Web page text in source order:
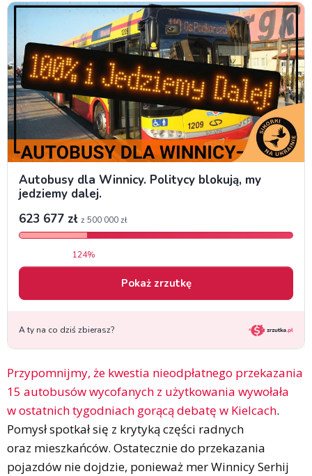
Przypomnijmy, że kwestia nieodpłatnego przekazania
15 autobusów wycofanych z użytkowania wywołała
w ostatnich tygodniach gorącą debatę w Kielcach.
Pomysł spotkał się z krytyką części radnych
oraz mieszkańców. Ostatecznie do przekazania
pojazdów nie dojdzie, ponieważ mer Winnicy Serhij